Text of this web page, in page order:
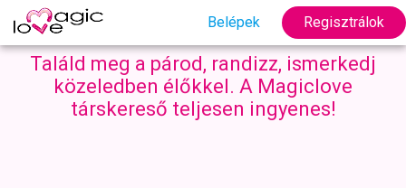
Belépek Regisztrálok
Találd meg a párod, randizz, ismerkedj
közeledben élőkkel. A Magiclove
társkereső teljesen ingyenes!